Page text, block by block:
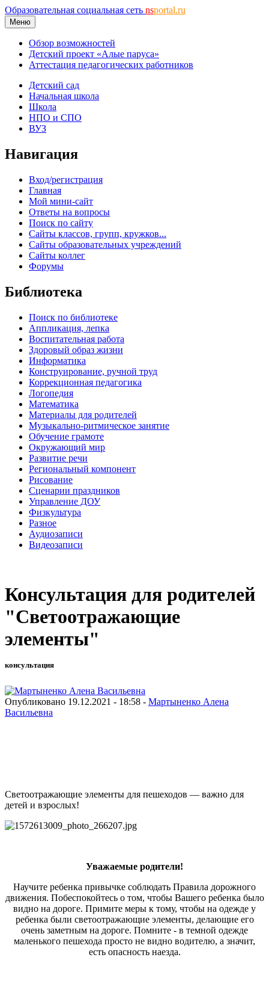
Образовательная социальная сеть nsportal.ru
Меню
Обзор возможностей
Детский проект «Алые паруса»
Аттестация педагогических работников
Детский сад
Начальная школа
Школа
НПО и СПО
ВУЗ
Навигация
Вход/регистрация
Главная
Мой мини-сайт
Ответы на вопросы
Поиск по сайту
Сайты классов, групп, кружков...
Сайты образовательных учреждений
Сайты коллег
Форумы
Библиотека
Поиск по библиотеке
Аппликация, лепка
Воспитательная работа
Здоровый образ жизни
Информатика
Конструирование, ручной труд
Коррекционная педагогика
Логопедия
Математика
Материалы для родителей
Музыкально-ритмическое занятие
Обучение грамоте
Окружающий мир
Развитие речи
Региональный компонент
Рисование
Сценарии праздников
Управление ДОУ
Физкультура
Разное
Аудиозаписи
Видеозаписи
Консультация для родителей
"Светоотражающие
элементы"
консультация
Опубликовано 19.12.2021 - 18:58 - Мартыненко Алена
Васильевна
Светоотражающие элементы для пешеходов — важно для
детей и взрослых!
Уважаемые родители!
Научите ребенка привычке соблюдать Правила дорожного
движения. Побеспокойтесь о том, чтобы Вашего ребенка было
видно на дороге. Примите меры к тому, чтобы на одежде у
ребенка были светоотражающие элементы, делающие его
очень заметным на дороге. Помните - в темной одежде
маленького пешехода просто не видно водителю, а значит,
есть опасность наезда.